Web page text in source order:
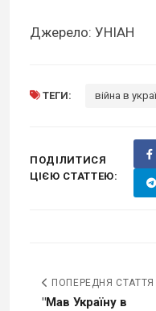
Джерело: УНІАН
ТЕГИ: війна в
ПОДІЛИТИСЯ
ЦІЄЮ СТАТТЕЮ:
ПОПЕРЕДНЯ СТАТТЯ
"Мав Україну в